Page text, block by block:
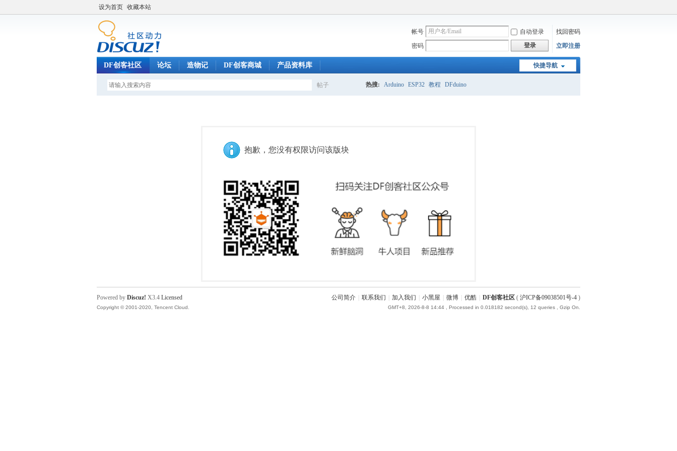
设为首页 收藏本站
帐号 自动登录
找回密码
密码
登录 立即注册
快捷导航
DF创客社区 论坛 造物记 DF创客商城 产品资料库
帖子 热搜: Arduino ESP32 教程 DFduino
抱歉，您没有权限访问该版块
公司简介 联系我们 加入我们 小黑屋 微博 优酷 DF创客社区 ( 沪ICP备09038501号-4 )
GMT+8, 2026-8-8 14:44 , Processed in 0.018182 second(s), 12 queries , Gzip On.
Powered by Discuz! X3.4 Licensed
Copyright © 2001-2020, Tencent Cloud.